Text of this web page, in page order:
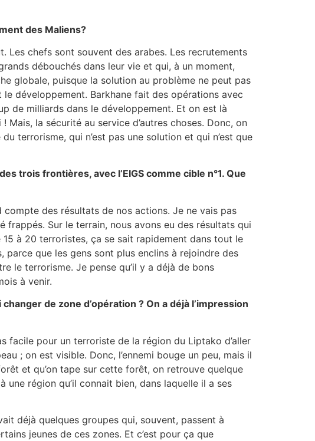
des Maliens?
Les chefs sont souvent des arabes. Les recrutements
débouchés dans leur vie et qui, à un moment,
globale, puisque la solution au problème ne peut pas
développement. Barkhane fait des opérations avec
de milliards dans le développement. Et on est là
Mais, la sécurité au service d’autres choses. Donc, on
terrorisme, qui n’est pas une solution et qui n’est que
trois frontières, avec l’EIGS comme cible n°1. Que
des résultats de nos actions. Je ne vais pas
Sur le terrain, nous avons eu des résultats qui
à 20 terroristes, ça se sait rapidement dans tout le
parce que les gens sont plus enclins à rejoindre des
le terrorisme. Je pense qu’il y a déjà de bons
à venir.
de zone d’opération ? On a déjà l’impression
facile pour un terroriste de la région du Liptako d’aller
; on est visible. Donc, l’ennemi bouge un peu, mais il
et qu’on tape sur cette forêt, on retrouve quelque
région qu’il connait bien, dans laquelle il a ses
déjà quelques groupes qui, souvent, passent à
jeunes de ces zones. Et c’est pour ça que